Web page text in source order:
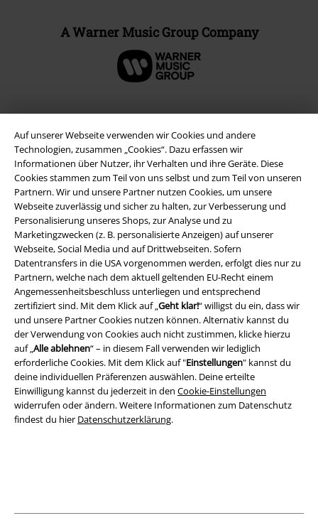
Auf unserer Webseite verwenden wir Cookies und andere
Technologien, zusammen „Cookies“. Dazu erfassen wir
Informationen über Nutzer, ihr Verhalten und ihre Geräte. Diese
Cookies stammen zum Teil von uns selbst und zum Teil von unseren
Partnern. Wir und unsere Partner nutzen Cookies, um unsere
Webseite zuverlässig und sicher zu halten, zur Verbesserung und
Personalisierung unseres Shops, zur Analyse und zu
Marketingzwecken (z. B. personalisierte Anzeigen) auf unserer
Webseite, Social Media und auf Drittwebseiten. Sofern
Datentransfers in die USA vorgenommen werden, erfolgt dies nur zu
Partnern, welche nach dem aktuell geltenden EU-Recht einem
Angemessenheitsbeschluss unterliegen und entsprechend
zertifiziert sind. Mit dem Klick auf „Geht klar!“ willigst du ein, dass wir
und unsere Partner Cookies nutzen können. Alternativ kannst du
der Verwendung von Cookies auch nicht zustimmen, klicke hierzu
auf „Alle ablehnen“ – in diesem Fall verwenden wir lediglich
erforderliche Cookies. Mit dem Klick auf "Einstellungen" kannst du
deine individuellen Präferenzen auswählen. Deine erteilte
Einwilligung kannst du jederzeit in den Cookie-Einstellungen
widerrufen oder ändern. Weitere Informationen zum Datenschutz
findest du hier Datenschutzerklärung.
A Warner Music Group Company
Rechtliches
AGB
Impressum
Datenschutz
Entsorgung und Umweltschutz
Konformitätserklärung
Information zur Barrierefreiheit